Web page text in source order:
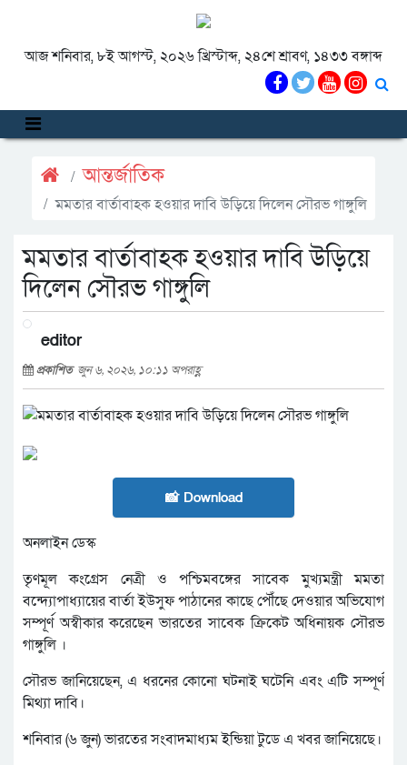
আজ শনিবার, ৮ই আগস্ট, ২০২৬ খ্রিস্টাব্দ, ২৪শে শ্রাবণ, ১৪৩৩ বঙ্গাব্দ
আন্তর্জাতিক
মমতার বার্তাবাহক হওয়ার দাবি উড়িয়ে দিলেন সৌরভ গাঙ্গুলি
মমতার বার্তাবাহক হওয়ার দাবি উড়িয়ে
দিলেন সৌরভ গাঙ্গুলি
editor
প্রকাশিত জুন ৬, ২০২৬, ১০:১১ অপরাহ্ণ
📸 Download
অনলাইন ডেস্ক
তৃণমূল কংগ্রেস নেত্রী ও পশ্চিমবঙ্গের সাবেক মুখ্যমন্ত্রী মমতা
বন্দ্যোপাধ্যায়ের বার্তা ইউসুফ পাঠানের কাছে পৌঁছে দেওয়ার অভিযোগ
সম্পূর্ণ অস্বীকার করেছেন ভারতের সাবেক ক্রিকেট অধিনায়ক সৌরভ
গাঙ্গুলি ।
সৌরভ জানিয়েছেন, এ ধরনের কোনো ঘটনাই ঘটেনি এবং এটি সম্পূর্ণ
মিথ্যা দাবি।
শনিবার (৬ জুন) ভারতের সংবাদমাধ্যম ইন্ডিয়া টুডে এ খবর জানিয়েছে।